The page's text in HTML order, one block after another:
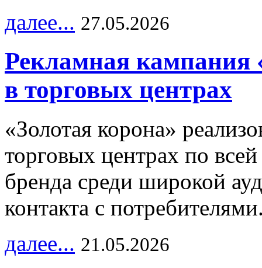
далее... 27.05.2026
Рекламная кампания
в торговых центрах
«Золотая корона»
торговых центрах по
бренда среди широкой
контакта с
далее... 21.05.2026